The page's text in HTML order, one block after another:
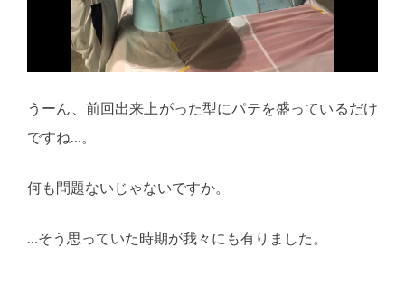
うーん、前回出来上がった型にパテを盛っているだけ
ですね…。
何も問題ないじゃないですか。
…そう思っていた時期が我々にも有りました。